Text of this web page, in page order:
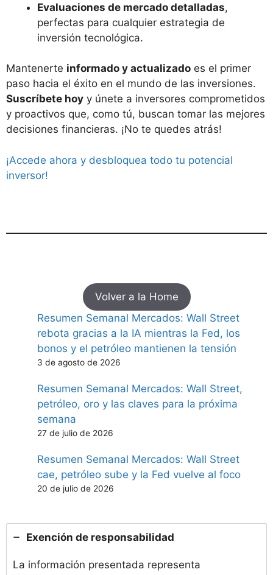
Evaluaciones de mercado detalladas,
perfectas para cualquier estrategia de
inversión tecnológica.
Mantenerte informado y actualizado es el primer
paso hacia el éxito en el mundo de las inversiones.
Suscríbete hoy y únete a inversores comprometidos
y proactivos que, como tú, buscan tomar las mejores
decisiones financieras. ¡No te quedes atrás!
¡Accede ahora y desbloquea todo tu potencial
inversor!
Volver a la Home
Resumen Semanal Mercados: Wall Street
rebota gracias a la IA mientras la Fed, los
bonos y el petróleo mantienen la tensión
3 de agosto de 2026
Resumen Semanal Mercados: Wall Street,
petróleo, oro y las claves para la próxima
semana
27 de julio de 2026
Resumen Semanal Mercados: Wall Street
cae, petróleo sube y la Fed vuelve al foco
20 de julio de 2026
Exención de responsabilidad
La información presentada representa